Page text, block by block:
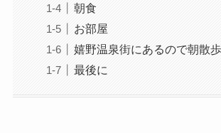
朝食
お部屋
嬉野温泉街にあるので朝散
最後に